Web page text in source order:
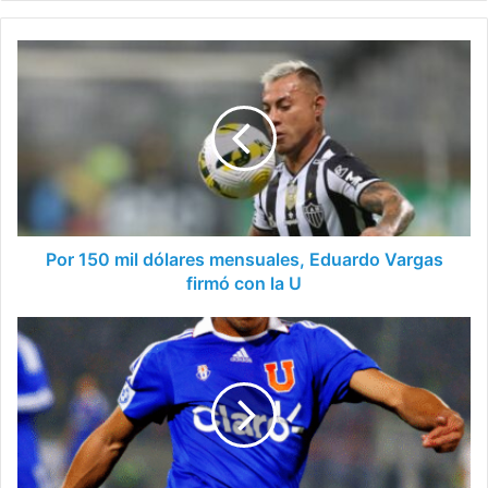
Por
Vargas
con
Por 150 mil dólares mensuales, Eduardo Vargas
firmó con la U
Voces
críticas
por
casi
confirmado
regreso
de